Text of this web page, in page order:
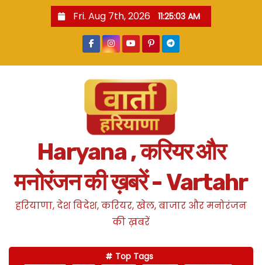
Fri. Aug 7th, 2026 11:25:04 AM
Haryana , करियर और
मनोरंजन की ख़बरें - Vartahr
हरियाणा, देश विदेश, करियर, खेल, बाजार और मनोरंजन
की ख़बरें
Top Tags